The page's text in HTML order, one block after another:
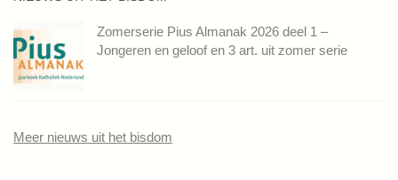
Zomerserie Pius Almanak 2026 deel 1 –
Jongeren en geloof en 3 art. uit zomer serie
Meer nieuws uit het bisdom